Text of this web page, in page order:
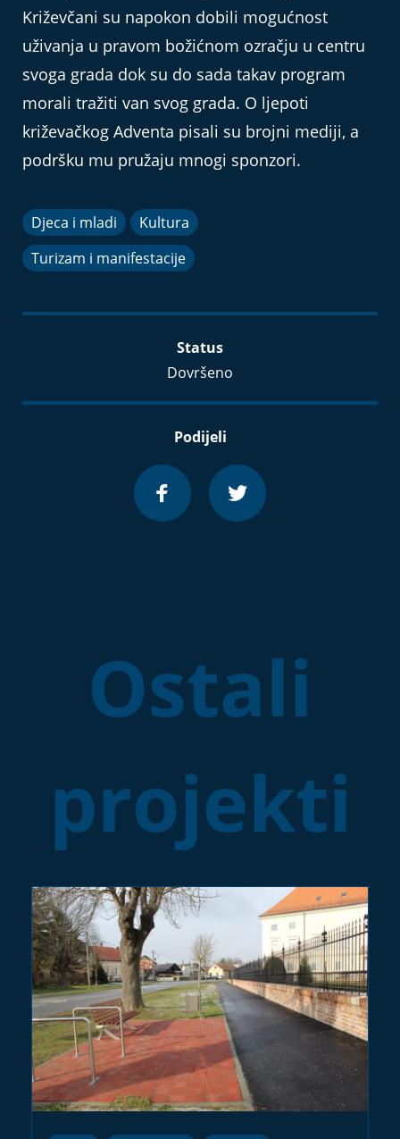
Križevčani su napokon dobili mogućnost
uživanja u pravom božićnom ozračju u centru
svoga grada dok su do sada takav program
morali tražiti van svog grada. O ljepoti
križevačkog Adventa pisali su brojni mediji, a
podršku mu pružaju mnogi sponzori.
Djeca i mladi
Kultura
Turizam i manifestacije
Status
Dovršeno
Podijeli
Ostali
projekti